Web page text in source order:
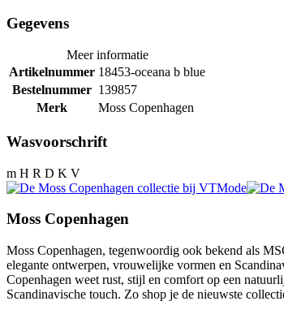
Gegevens
Meer informatie
Artikelnummer 18453-oceana b blue
Bestelnummer 139857
Merk
Moss Copenhagen
Wasvoorschrift
m H R D K V
Moss Copenhagen
Moss Copenhagen, tegenwoordig ook bekend als
elegante ontwerpen, vrouwelijke vormen en
Copenhagen weet rust, stijl en comfort op een
Scandinavische touch. Zo shop je de nieuwste